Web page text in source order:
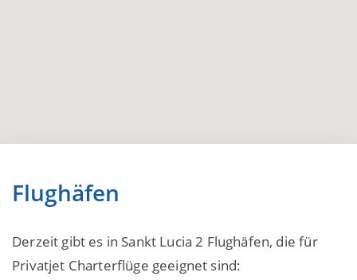
Flughäfen
Derzeit gibt es in Sankt Lucia 2 Flughäfen, die für
Privatjet Charterflüge geeignet sind: